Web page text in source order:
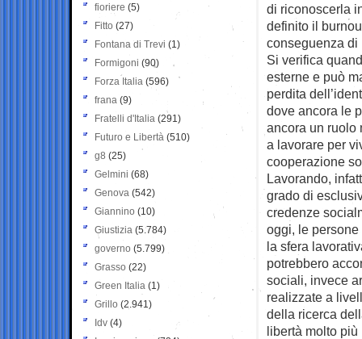
di riconoscerla
definito il
conseguenza di
Si verifica
esterne e può
perdita
dove ancora le
ancora un ruolo
a lavorare per
cooperazione
Lavorando,
grado di
credenze
oggi, le
la sfera
potrebbero
sociali, invece
realizzate a
della ricerca
libertà molto
fioriere (5)
Fitto (27)
Fontana di Trevi (1)
Formigoni (90)
Forza Italia (596)
frana (9)
Fratelli d'Italia (291)
Futuro e Libertà (510)
g8 (25)
Gelmini (68)
Genova (542)
Giannino (10)
Giustizia (5.784)
governo (5.799)
Grasso (22)
Green Italia (1)
Grillo (2.941)
Idv (4)